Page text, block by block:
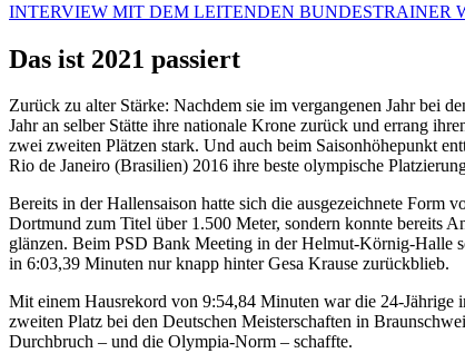
INTERVIEW MIT DEM LEITENDEN BUNDESTRAINER
Das ist 2021 passiert
Zurück zu alter Stärke: Nachdem sie im vergangenen Jahr bei
Jahr an selber Stätte ihre nationale Krone zurück und errang
zwei zweiten Plätzen stark. Und auch beim Saisonhöhepunkt
Rio de Janeiro (Brasilien) 2016 ihre beste olympische
Bereits in der Hallensaison hatte sich die ausgezeichnete Form
Dortmund zum Titel über 1.500 Meter, sondern konnte bereits
glänzen. Beim PSD Bank Meeting in der Helmut-Körnig-Halle
in 6:03,39 Minuten nur knapp hinter Gesa Krause zurückblieb.
Mit einem Hausrekord von 9:54,84 Minuten war die 24-Jährige
zweiten Platz bei den Deutschen Meisterschaften in
Durchbruch – und die Olympia-Norm – schaffte.